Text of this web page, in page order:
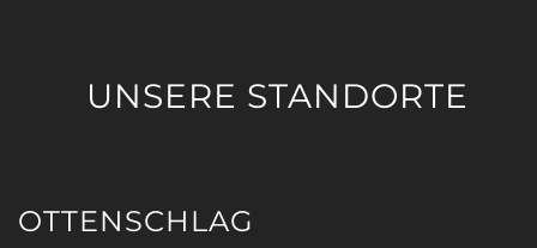
UNSERE STANDORTE
OTTENSCHLAG